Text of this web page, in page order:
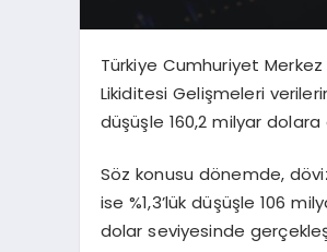
Türkiye Cumhuriyet Merkez
Likiditesi Gelişmeleri
düşüşle 160,2 milyar dolara
Söz konusu dönemde,
ise %1,3’lük düşüşle 106
dolar seviyesinde